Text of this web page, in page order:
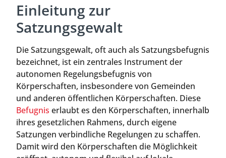
Einleitung zur
Satzungsgewalt
Die Satzungsgewalt, oft auch als Satzungsbefugnis
bezeichnet, ist ein zentrales Instrument der
autonomen Regelungsbefugnis von
Körperschaften, insbesondere von Gemeinden
und anderen öffentlichen Körperschaften. Diese
Befugnis erlaubt es den Körperschaften, innerhalb
ihres gesetzlichen Rahmens, durch eigene
Satzungen verbindliche Regelungen zu schaffen.
Damit wird den Körperschaften die Möglichkeit